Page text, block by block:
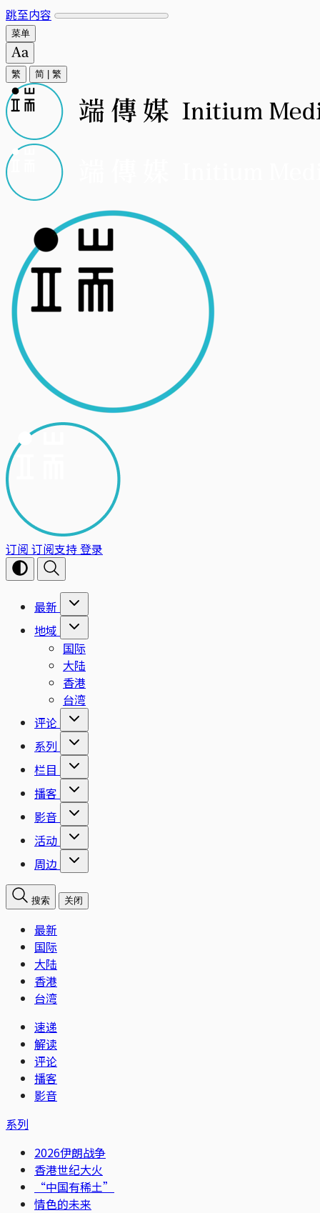
跳至内容
菜单
繁 简 繁
订阅 订阅支持登录
最新
地域
国际
大陆
香港
台湾
评论
系列
栏目
播客
影音
活动
周边
搜索 关闭
最新
国际
大陆
香港
台湾
速递
解读
评论
播客
影音
系列
2026伊朗战争
香港世纪大火
“中国有稀土”
情色的未来